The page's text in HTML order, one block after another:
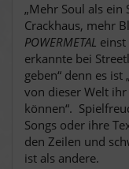
„Mehr Soul als
Crackhaus, mehr
POWERMETAL
erkannte bei
geben“ denn es
von dieser Welt
können“.
Songs oder ihre
den Zeilen und
ist als andere.